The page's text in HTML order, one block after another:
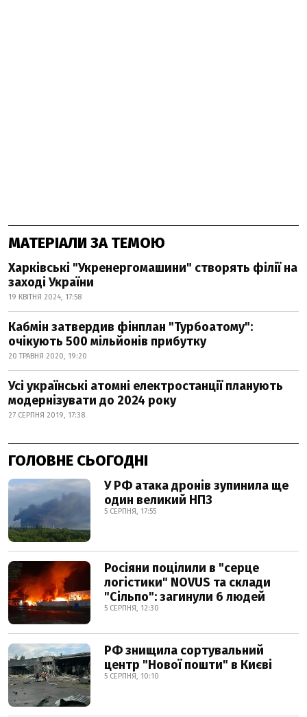
МАТЕРІАЛИ ЗА ТЕМОЮ
Харківські "Укренергомашини" створять філії на
заході України
19 КВІТНЯ 2024, 17:58
Кабмін затвердив фінплан "Турбоатому":
очікують 500 мільйонів прибутку
20 ТРАВНЯ 2020, 19:20
Усі українські атомні електростанції планують
модернізувати до 2024 року
27 СЕРПНЯ 2019, 17:38
ГОЛОВНЕ СЬОГОДНІ
У РФ атака дронів зупинила ще
один великий НПЗ
5 СЕРПНЯ, 17:55
Росіяни поцілили в "серце
логістики" NOVUS та склади
"Сільпо": загинули 6 людей
5 СЕРПНЯ, 12:30
РФ знищила сортувальний
центр "Нової пошти" в Києві
5 СЕРПНЯ, 10:10